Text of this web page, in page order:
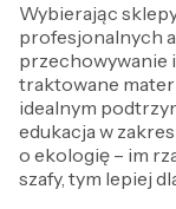
Wybierając
profesjonalnych
przechowywanie
traktowane
idealnym
edukacja w
o ekologię – im
szafy, tym lepiej